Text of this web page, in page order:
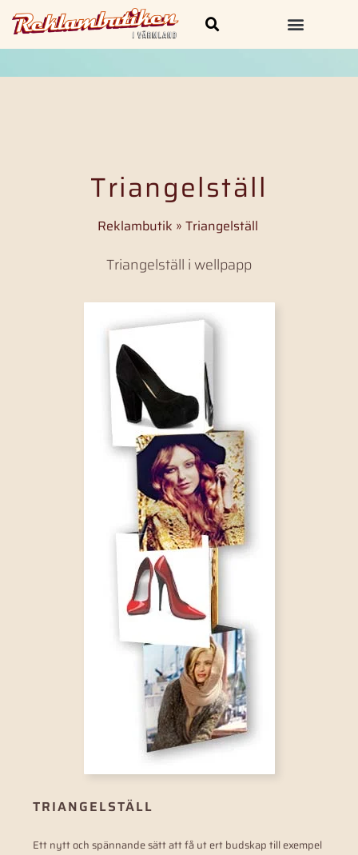
Triangelställ
Reklambutik » Triangelställ
Triangelställ i wellpapp
TRIANGELSTÄLL
Ett nytt och spännande sätt att få ut ert budskap till exempel